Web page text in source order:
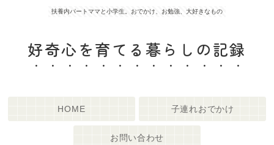
扶養内パートママと小学生。おでかけ、お勉強、大好きなもの
好奇心を育てる暮らしの記録
HOME 子連れおでかけ
お問い合わせ